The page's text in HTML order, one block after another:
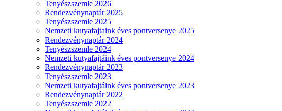
Tenyészszemle 2026
Rendezvénynaptár 2025
Tenyészszemle 2025
Nemzeti kutyafajtaink éves pontversenye 2025
Rendezvénynaptár 2024
Tenyészszemle 2024
Nemzeti kutyafajtáink éves pontversenye 2024
Rendezvénynaptár 2023
Tenyészszemle 2023
Nemzeti kutyafajtáink éves pontversenye 2023
Rendezvénynaptár 2022
Tenyészszemle 2022